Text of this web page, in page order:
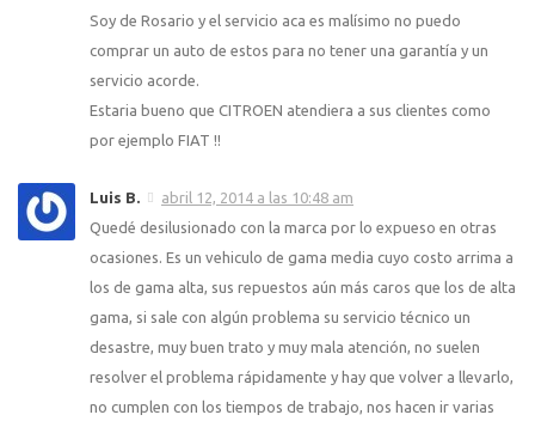
Soy de Rosario y el servicio aca es malísimo no puedo
comprar un auto de estos para no tener una garantía y un
servicio acorde.
Estaria bueno que CITROEN atendiera a sus clientes como
por ejemplo FIAT !!
Luis B.
abril 12, 2014 a las 10:48 am
Quedé desilusionado con la marca por lo expueso en otras
ocasiones. Es un vehiculo de gama media cuyo costo arrima a
los de gama alta, sus repuestos aún más caros que los de alta
gama, si sale con algún problema su servicio técnico un
desastre, muy buen trato y muy mala atención, no suelen
resolver el problema rápidamente y hay que volver a llevarlo,
no cumplen con los tiempos de trabajo, nos hacen ir varias